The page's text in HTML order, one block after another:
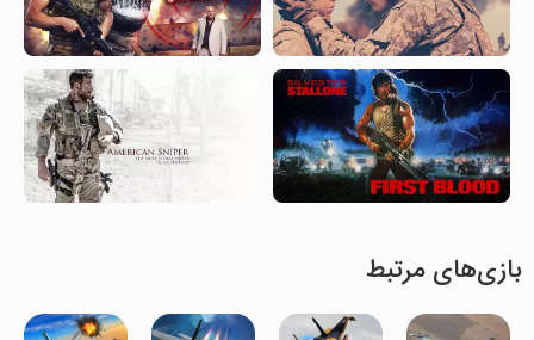
بازی‌های مرتبط